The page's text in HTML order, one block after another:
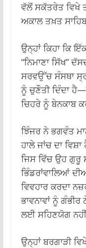
ਵੱਲੋਂ ਸਕੱਤਰੇਤ ਵਿਖੇ
ਅਕਾਲ ਤਖ਼ਤ
ਉਨ੍ਹਾਂ ਕਿਹਾ ਕਿ
“ਨਿਮਾਣਾ ਸਿੱਖ”
ਸਰਵਉੱਚ ਸੰਸਥਾ
ਨੂੰ ਚੁਣੌਤੀ ਦਿੰਦਾ
ਚਿਹਰੇ ਨੂੰ ਬੇਨਕਾਬ
ਝਿੰਜਰ ਨੇ ਭਗਵੰਤ
ਹਾਲੇ ਜਾਂਚ ਦਾ
ਜਿਸ ਵਿੱਚ ਉਹ ਗੁਰੂ
ਭਿੰਡਰਾਂਵਾਲਿਆਂ
ਵਿਵਹਾਰ ਕਰਦਾ
ਭਾਵਨਾਵਾਂ ਨੂੰ
ਲਈ ਸਹਿਣਯੋਗ
ਉਨ੍ਹਾਂ ਬਰਗਾੜੀ